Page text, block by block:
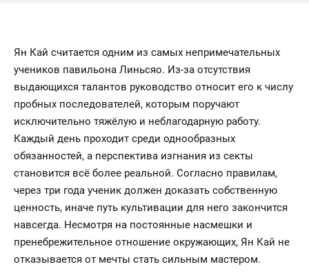
Ян Кай считается одним из самых непримечательных
учеников павильона Линьсяо. Из-за отсутствия
выдающихся талантов руководство относит его к числу
пробных последователей, которым поручают
исключительно тяжёлую и неблагодарную работу.
Каждый день проходит среди однообразных
обязанностей, а перспектива изгнания из секты
становится всё более реальной. Согласно правилам,
через три года ученик должен доказать собственную
ценность, иначе путь культивации для него закончится
навсегда. Несмотря на постоянные насмешки и
пренебрежительное отношение окружающих, Ян Кай не
отказывается от мечты стать сильным мастером.